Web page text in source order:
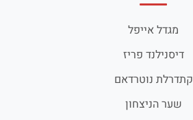
מגדל אייפל
דיסנילנד פריז
קתדרלת נוטרדאם
שער הניצחון